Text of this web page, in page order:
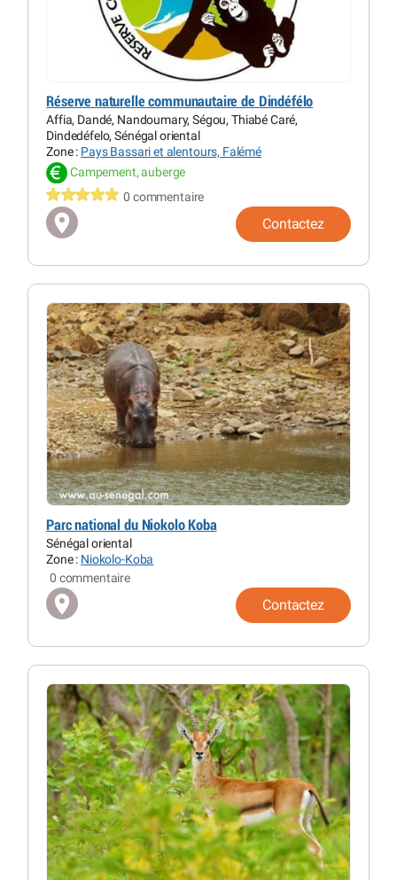
Réserve naturelle communautaire de Dindéfélo
Affia, Dandé, Nandoumary, Ségou, Thiabé Caré,
Dindedéfelo, Sénégal oriental
Zone : Pays Bassari et alentours, Falémé
Campement, auberge
0 commentaire
Contactez
Parc national du Niokolo Koba
Sénégal oriental
Zone : Niokolo-Koba
0 commentaire
Contactez